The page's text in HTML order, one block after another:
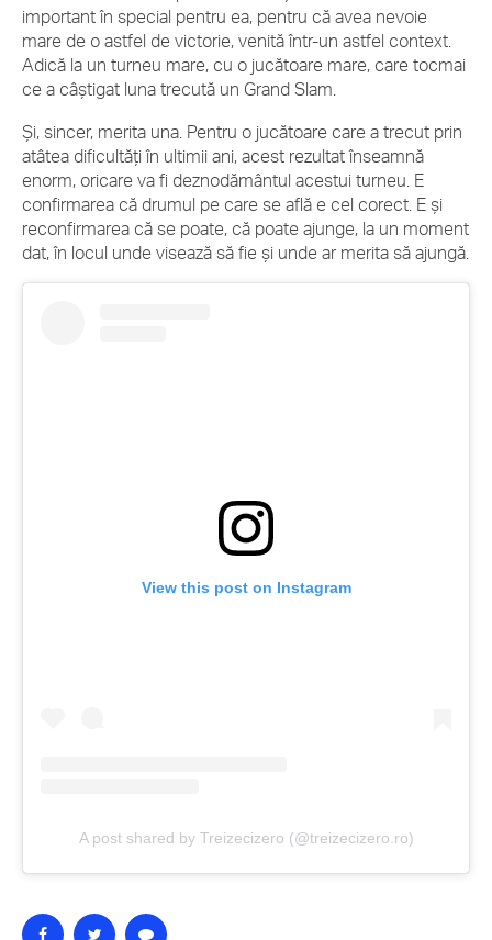
important în special pentru ea, pentru că avea nevoie
mare de o astfel de victorie, venită într-un astfel context.
Adică la un turneu mare, cu o jucătoare mare, care tocmai
ce a câștigat luna trecută un Grand Slam.
Și, sincer, merita una. Pentru o jucătoare care a trecut prin
atâtea dificultăți în ultimii ani, acest rezultat înseamnă
enorm, oricare va fi deznodământul acestui turneu. E
confirmarea că drumul pe care se află e cel corect. E și
reconfirmarea că se poate, că poate ajunge, la un moment
dat, în locul unde visează să fie și unde ar merita să ajungă.
View this post on Instagram
A post shared by Treizecizero (@treizecizero.ro)